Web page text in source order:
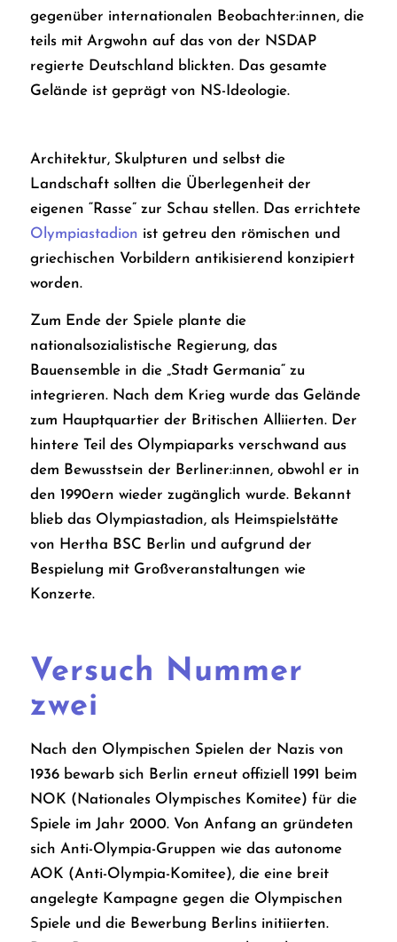
gegenüber internationalen Beobachter:innen, die
teils mit Argwohn auf das von der NSDAP
regierte Deutschland blickten. Das gesamte
Gelände ist geprägt von NS-Ideologie.
Architektur, Skulpturen und selbst die
Landschaft sollten die Überlegenheit der
eigenen “Rasse” zur Schau stellen. Das errichtete
Olympiastadion ist getreu den römischen und
griechischen Vorbildern antikisierend konzipiert
worden.
Zum Ende der Spiele plante die
nationalsozialistische Regierung, das
Bauensemble in die „Stadt Germania“ zu
integrieren. Nach dem Krieg wurde das Gelände
zum Hauptquartier der Britischen Alliierten. Der
hintere Teil des Olympiaparks verschwand aus
dem Bewusstsein der Berliner:innen, obwohl er in
den 1990ern wieder zugänglich wurde. Bekannt
blieb das Olympiastadion, als Heimspielstätte
von Hertha BSC Berlin und aufgrund der
Bespielung mit Großveranstaltungen wie
Konzerte.
Versuch Nummer
zwei
Nach den Olympischen Spielen der Nazis von
1936 bewarb sich Berlin erneut offiziell 1991 beim
NOK (Nationales Olympisches Komitee) für die
Spiele im Jahr 2000. Von Anfang an gründeten
sich Anti-Olympia-Gruppen wie das autonome
AOK (Anti-Olympia-Komitee), die eine breit
angelegte Kampagne gegen die Olympischen
Spiele und die Bewerbung Berlins initiierten.